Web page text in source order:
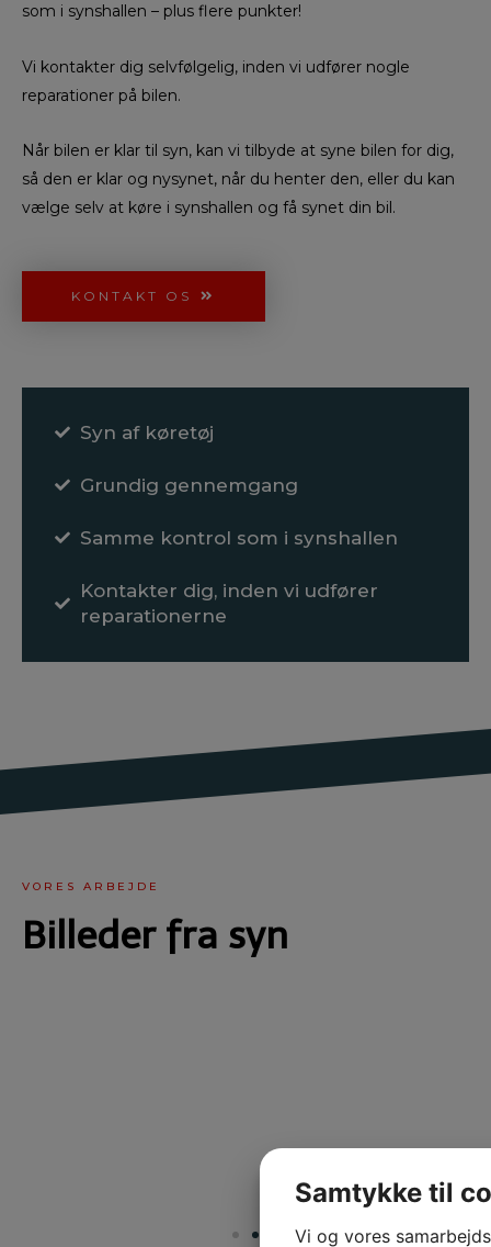
som i synshallen – plus flere punkter!
Vi kontakter dig selvfølgelig, inden vi udfører nogle
reparationer på bilen.
Når bilen er klar til syn, kan vi tilbyde at syne bilen for dig,
så den er klar og nysynet, når du henter den, eller du kan
vælge selv at køre i synshallen og få synet din bil.
KONTAKT OS
Syn af køretøj
Grundig gennemgang
Samme kontrol som i synshallen
Kontakter dig, inden vi udfører
reparationerne
VORES ARBEJDE
Billeder fra syn
Samtykke til
Vi og vores